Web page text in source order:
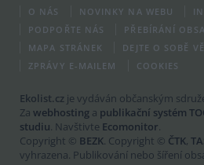
O NÁS NOVINKY NA WEBU
PODPOŘTE NÁS
PŘEBÍRÁNÍ
MAPA STRÁNEK
DEJTE O SOBĚ
ZPRÁVY E-MAILEM
COOKIES
Ekolist.cz je vydáván občanským
Za webhosting a publikační systém
studiu. Navštivte Ecomonitor.
Copyright © BEZK. Copyright © ČTK,
vyhrazena. Publikování nebo šíření